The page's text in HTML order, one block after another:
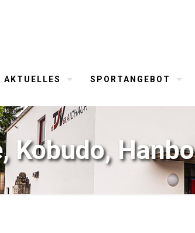
AKTUELLES SPORTANGEBOT
Kobudo, Hanbo